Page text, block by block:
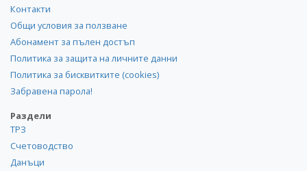
Контакти
Общи условия за ползване
Абонамент за пълен достъп
Политика за защита на личните данни
Политика за бисквитките (cookies)
Забравена парола!
Раздели
ТРЗ
Счетоводство
Данъци